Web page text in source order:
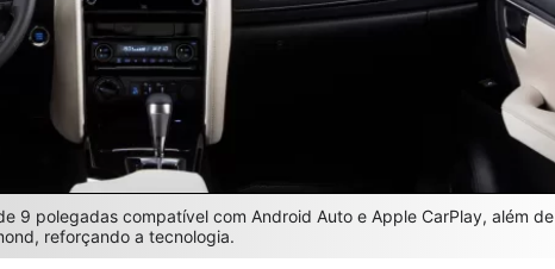
9 polegadas compatível com Android Auto e Apple CarPlay, além de
reforçando a tecnologia.